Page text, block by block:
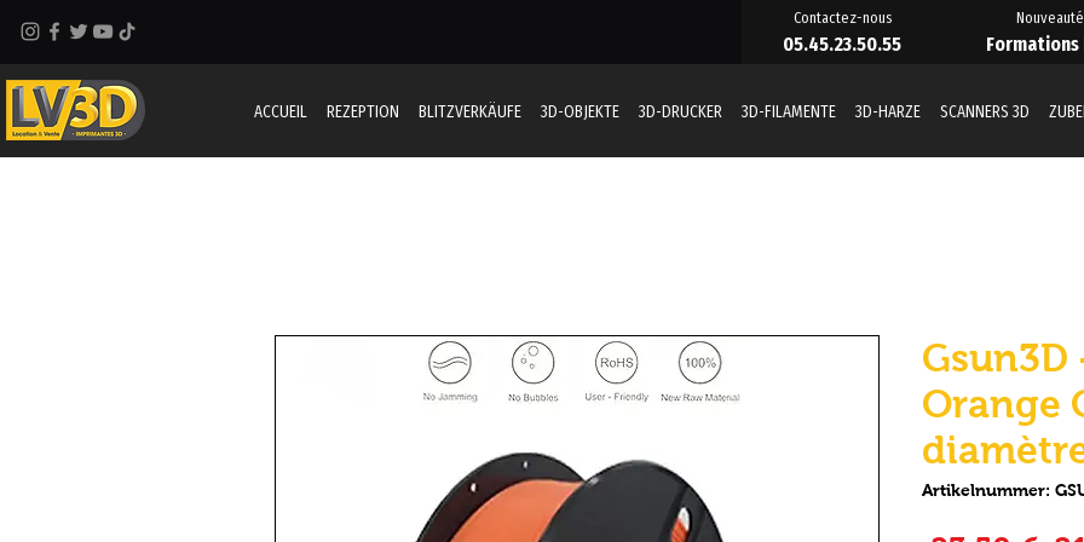
05.45.23.50.55
Contactez-nous
Formations
ACCUEIL REZEPTION BLITZVERKÄUFE 3D-OBJEKTE 3D-DRUCKER 3D-FILAMENTE 3D-HARZE SCANNERS 3D
Gsun3D
Orange
Artikelnummer: